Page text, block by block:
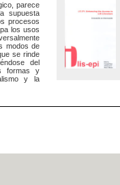
parece
supuesta
procesos
los usos
modos de
se rinde
del
formas y
y la